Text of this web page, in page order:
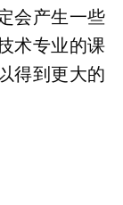
会产生一些
术专业的课
得到更大的